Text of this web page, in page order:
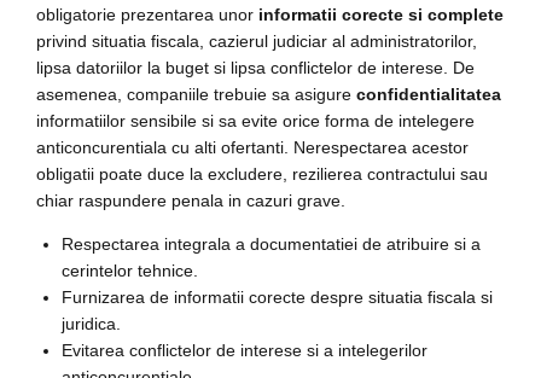
obligatorie prezentarea unor informatii corecte si complete
privind situatia fiscala, cazierul judiciar al administratorilor,
lipsa datoriilor la buget si lipsa conflictelor de interese. De
asemenea, companiile trebuie sa asigure confidentialitatea
informatiilor sensibile si sa evite orice forma de intelegere
anticoncurentiala cu alti ofertanti. Nerespectarea acestor
obligatii poate duce la excludere, rezilierea contractului sau
chiar raspundere penala in cazuri grave.
Respectarea integrala a documentatiei de atribuire si a
cerintelor tehnice.
Furnizarea de informatii corecte despre situatia fiscala si
juridica.
Evitarea conflictelor de interese si a intelegerilor